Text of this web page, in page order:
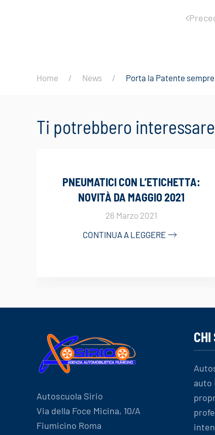
Home News Porta la Patente
Ti potrebbero
PNEUMATICI CON L’ETICHETTA:
NOVITÀ DA MAGGIO 2021
26 Marzo 2021
CONTINUA A LEGGERE
Autoscuola Sirio
Via della Foce Micina, 10/A
Fiumicino Roma
CHI
auto